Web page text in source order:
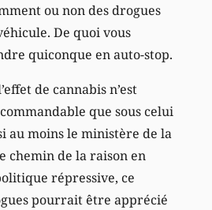
ou non des drogues
De quoi vous
quiconque en auto-stop.
de cannabis n’est
que sous celui
au moins le ministère de la
chemin de la raison en
répressive, ce
pourrait être apprécié